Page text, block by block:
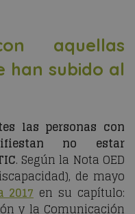
aquellas
han subido al
las personas con
no estar
. Según la Nota OED
de mayo
2017 en su capítulo:
y la Comunicación